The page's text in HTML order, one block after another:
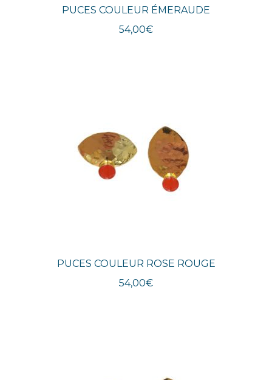
PUCES COULEUR ÉMERAUDE
54,00€
PUCES COULEUR ROSE ROUGE
54,00€